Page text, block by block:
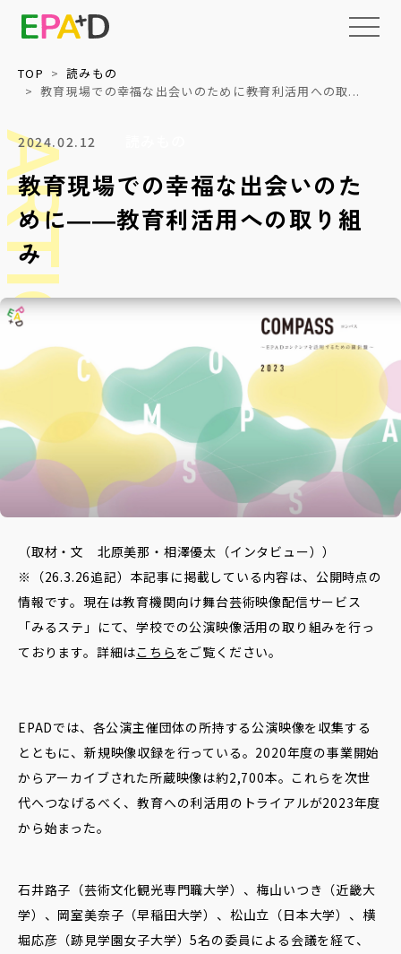
アーカイブについて
情報の整理・データベース化
権利処理サポート
活用 について
上映・イベント
パッケージ提供
ネットワーク化と
読みもの
NEWS
データベースへ
TOP
読みもの
教育現場での幸福な出会いのために――教育利活用への取...
2024.02.12
教育現場での幸福な出会いのた
めに――教育利活用への取り組
み
（取材・文 北原美那・相澤優太（インタビュー））
※（26.3.26追記）本記事に掲載している内容は、公開時点の
情報です。現在は教育機関向け舞台芸術映像配信サービス
「みるステ」にて、学校での公演映像活用の取り組みを行っ
ております。詳細はこちら をご覧ください。
EPADでは、各公演主催団体の所持する公演映像を収集する
とともに、新規映像収録を行っている。2020年度の事業開始
からアーカイブされた所蔵映像は約2,700本。これらを次世
代へつなげるべく、教育への利活用のトライアルが2023年度
から始まった。
石井路子（芸術文化観光専門職大学）、梅山いつき（近畿大
学）、岡室美奈子（早稲田大学）、松山立（日本大学）、横
堀応彦（跡見学園女子大学）5名の委員による会議を経て、